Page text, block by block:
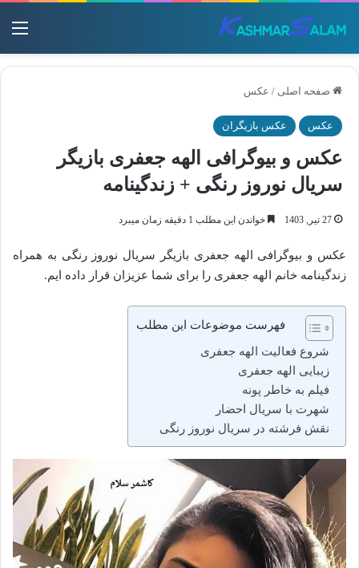
صفحه اصلی / عکس
عکس عکس بازیگران
عکس و بیوگرافی الهه جعفری بازیگر
سریال نوروز رنگی + زندگینامه
27 تیر, 1403 خواندن این مطلب 1 دقیقه زمان میبرد
عکس و بیوگرافی الهه جعفری بازیگر سریال نوروز رنگی به همراه
زندگینامه خانم الهه جعفری را برای شما عزیزان قرار داده ایم.
فهرست موضوعات این مطلب
شروع فعالیت الهه جعفری
زیبایی الهه جعفری
فیلم به خاطر پونه
شهرت با سریال احضار
نقش فرشته در سریال نوروز رنگی